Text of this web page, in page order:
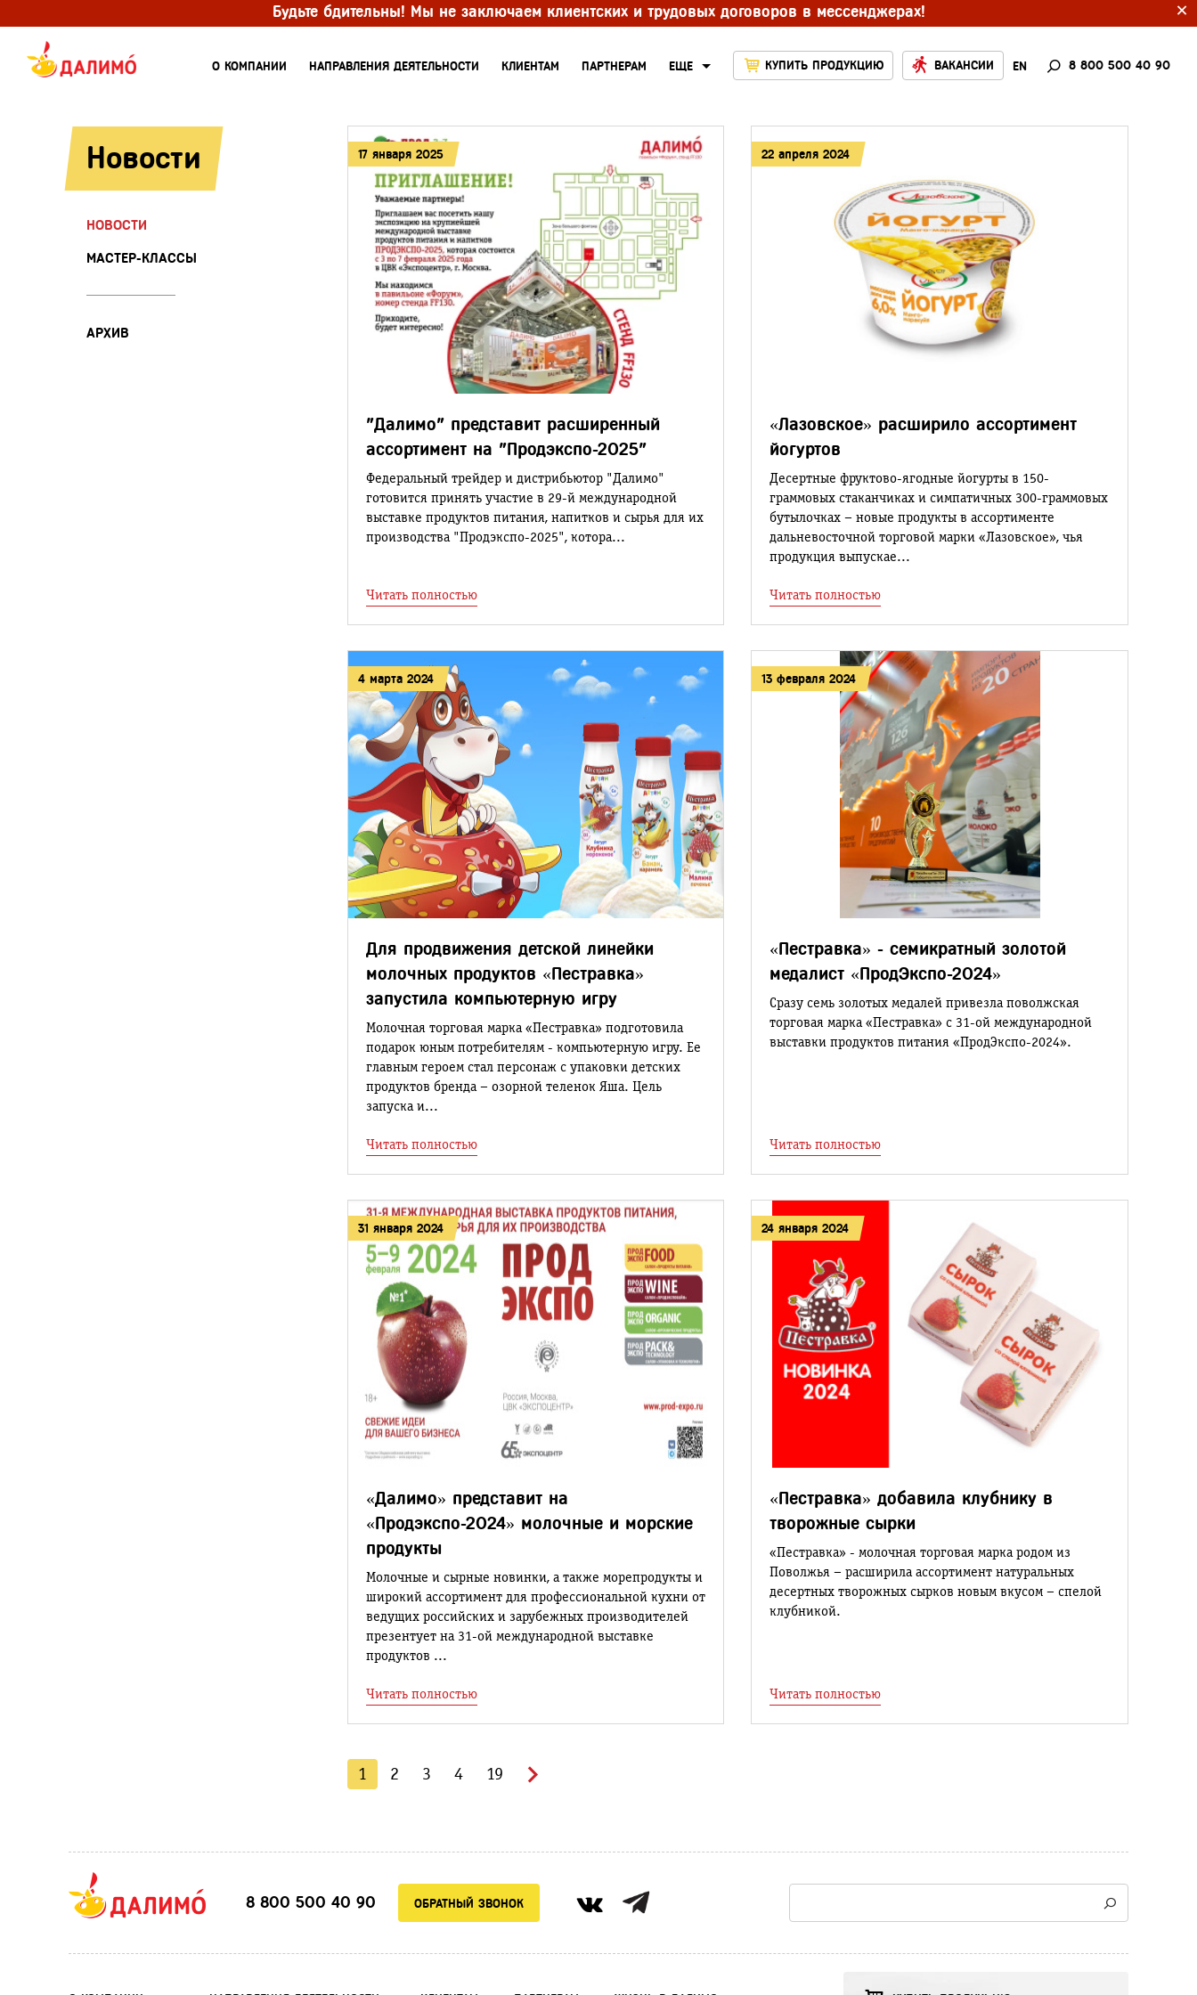
Будьте бдительны! Мы не заключаем клиентских и трудовых договоров в мессенджерах! ×
О КОМПАНИИ НАПРАВЛЕНИЯ ДЕЯТЕЛЬНОСТИ КЛИЕНТАМ ПАРТНЕРАМ ЕЩЕ КУПИТЬ ПРОДУКЦИЮ ВАКАНСИИ EN 8 800 500 40 90
Новости
НОВОСТИ
МАСТЕР-КЛАССЫ
АРХИВ
17 января 2025
"Далимо" представит расширенный
ассортимент на "Продэкспо-2025"
Федеральный трейдер и дистрибьютор "Далимо"
готовится принять участие в 29-й международной
выставке продуктов питания, напитков и сырья для их
производства "Продэкспо-2025", котора...
Читать полностью
22 апреля 2024
«Лазовское» расширило ассортимент
йогуртов
Десертные фруктово-ягодные йогурты в 150-
граммовых стаканчиках и симпатичных 300-граммовых
бутылочках – новые продукты в ассортименте
дальневосточной торговой марки «Лазовское», чья
продукция выпускае...
Читать полностью
4 марта 2024
Для продвижения детской линейки
молочных продуктов «Пестравка»
запустила компьютерную игру
Молочная торговая марка «Пестравка» подготовила
подарок юным потребителям - компьютерную игру. Ее
главным героем стал персонаж с упаковки детских
продуктов бренда – озорной теленок Яша. Цель
запуска и...
Читать полностью
13 февраля 2024
«Пестравка» - семикратный золотой
медалист «ПродЭкспо-2024»
Сразу семь золотых медалей привезла поволжская
торговая марка «Пестравка» с 31-ой международной
выставки продуктов питания «ПродЭкспо-2024».
Читать полностью
31 января 2024
«Далимо» представит на
«Продэкспо-2024» молочные и морские
продукты
Молочные и сырные новинки, а также морепродукты и
широкий ассортимент для профессиональной кухни от
ведущих российских и зарубежных производителей
презентует на 31-ой международной выставке
продуктов ...
Читать полностью
24 января 2024
«Пестравка» добавила клубнику в
творожные сырки
«Пестравка» - молочная торговая марка родом из
Поволжья – расширила ассортимент натуральных
десертных творожных сырков новым вкусом – спелой
клубникой.
Читать полностью
1 2 3 4 19
8 800 500 40 90 ОБРАТНЫЙ ЗВОНОК